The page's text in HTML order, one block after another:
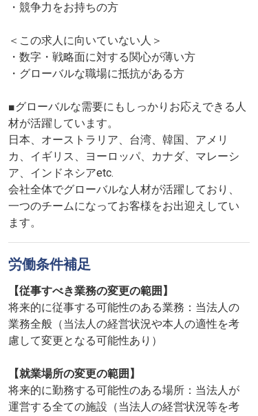
・競争力をお持ちの方
＜この求人に向いていない人＞
・数字・戦略面に対する関心が薄い方
・グローバルな職場に抵抗がある方
■グローバルな需要にもしっかりお応えできる人
材が活躍しています。
日本、オーストラリア、台湾、韓国、アメリ
カ、イギリス、ヨーロッパ、カナダ、マレーシ
ア、インドネシアetc.
会社全体でグローバルな人材が活躍しており、
一つのチームになってお客様をお出迎えしてい
ます。
労働条件補足
【従事すべき業務の変更の範囲】
将来的に従事する可能性のある業務：当法人の
業務全般（当法人の経営状況や本人の適性を考
慮して変更となる可能性あり）
【就業場所の変更の範囲】
将来的に勤務する可能性のある場所：当法人が
運営する全ての施設（当法人の経営状況等を考